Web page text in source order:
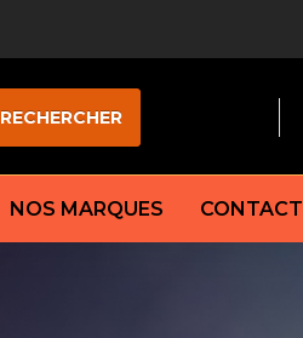
RECHERCHER
NOS MARQUES CONTACT